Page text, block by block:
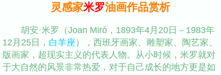
灵感家米罗油画作品赏析
胡安·米罗（Joan Miró，1893年4月20日－1983年
12月25日， 白羊座），西班牙画家、雕塑家、陶艺家、
版画家，超现实主义的代表人物。从小时候，米罗就对
于大自然的风景非常热爱，对于自己成长的地方更是如